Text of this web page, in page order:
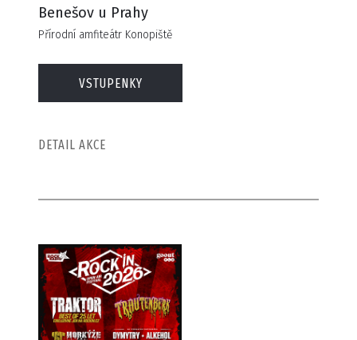
Benešov u Prahy
Přírodní amfiteátr Konopiště
VSTUPENKY
DETAIL AKCE